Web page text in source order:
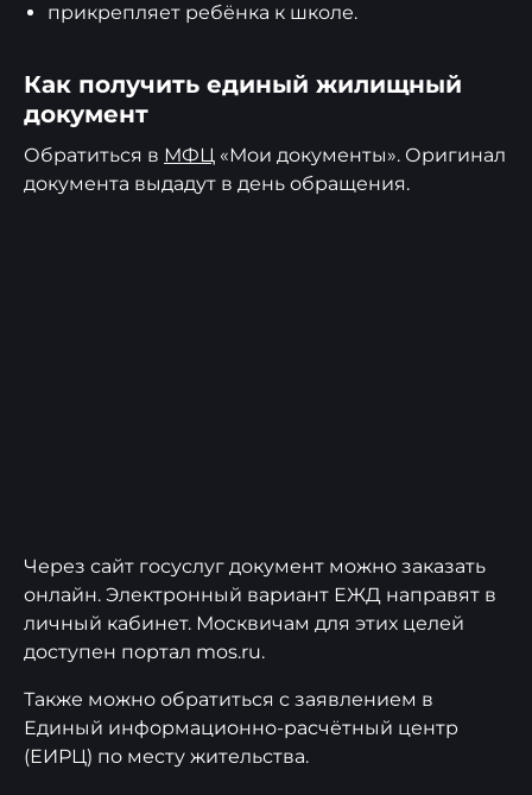
прикрепляет ребёнка к школе.
Как получить единый жилищный
документ
Обратиться в МФЦ «Мои документы». Оригинал
документа выдадут в день обращения.
Через сайт госуслуг документ можно заказать
онлайн. Электронный вариант ЕЖД направят в
личный кабинет. Москвичам для этих целей
доступен портал mos.ru.
Также можно обратиться с заявлением в
Единый информационно-расчётный центр
(ЕИРЦ) по месту жительства.